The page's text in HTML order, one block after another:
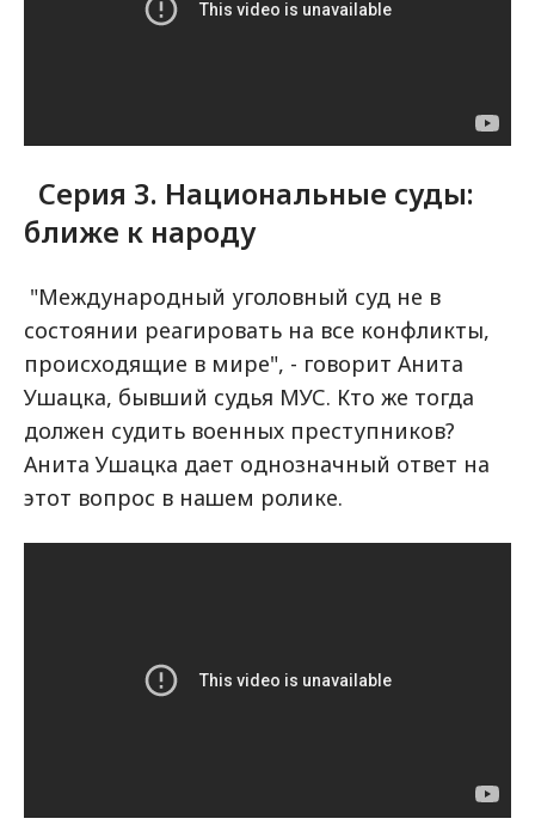
Серия 3. Национальные суды:
ближе к народу
"Международный уголовный суд не в
состоянии реагировать на все конфликты,
происходящие в мире", - говорит Анита
Ушацка, бывший судья МУС. Кто же тогда
должен судить военных преступников?
Анита Ушацка дает однозначный ответ на
этот вопрос в нашем ролике.